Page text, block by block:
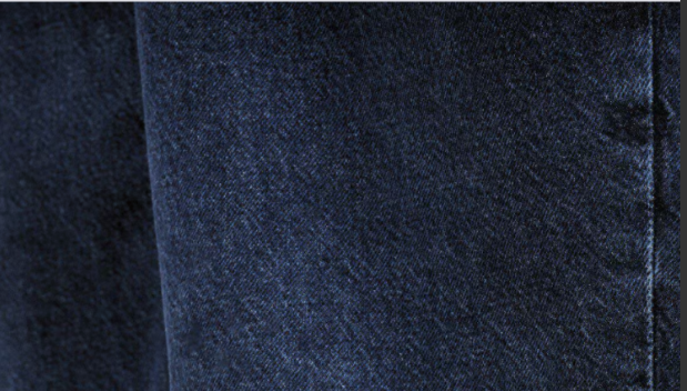
Home
Le concept
Le vestiaire
News
Restaurant